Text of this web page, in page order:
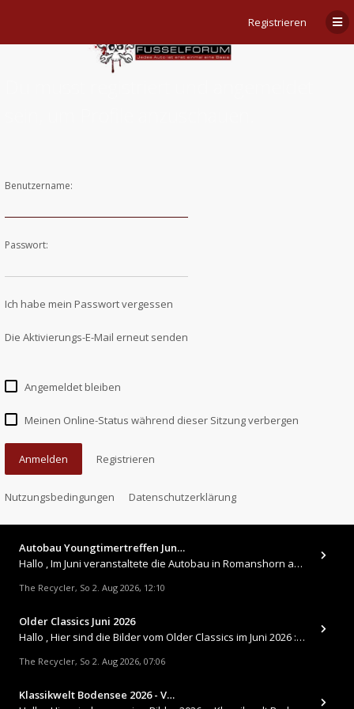
Registrieren
Benutzername:
Passwort:
Ich habe mein Passwort vergessen
Die Aktivierungs-E-Mail erneut senden
Angemeldet bleiben
Meinen Online-Status während dieser Sitzung verbergen
Anmelden Registrieren
Nutzungsbedingungen Datenschutzerklärung
Autobau Youngtimertreffen Jun…
Hallo , Im Juni veranstaltete die Autobau in Romanshorn auf ihrem Gelände ein kleines Youngtimertreffen : https://up.
The Recycler, So 2. Aug 2026, 12:10
Older Classics Juni 2026
​Hallo , Hier sind die Bilder vom Older Classics im Juni 2026 : https://up.picr.de/51155940wd.jpg https://up.pic
The Recycler, So 2. Aug 2026, 07:06
Klassikwelt Bodensee 2026 - V…